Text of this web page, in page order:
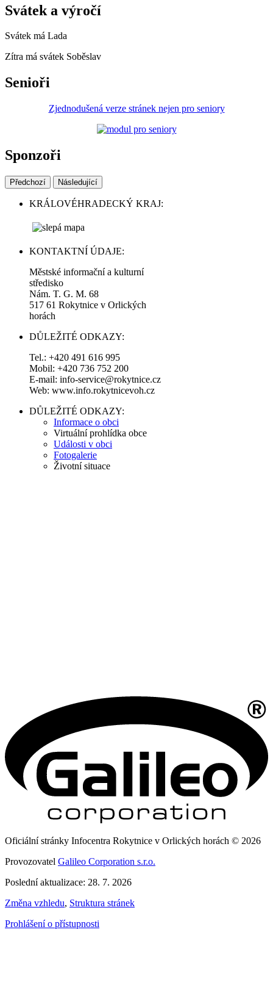
Svátek a výročí
Svátek má Lada
Zítra má svátek Soběslav
Senioři
Zjednodušená verze stránek nejen pro seniory
Sponzoři
Předchozí Následující
KRÁLOVÉHRADECKÝ KRAJ:
KONTAKTNÍ ÚDAJE:
Městské informační a kulturní
středisko
Nám. T. G. M. 68
517 61 Rokytnice v Orlických
horách
DŮLEŽITÉ ODKAZY:
Tel.: +420 491 616 995
Mobil: +420 736 752 200
E-mail: info-service@rokytnice.cz
Web: www.info.rokytnicevoh.cz
DŮLEŽITÉ ODKAZY:
Informace o obci
Virtuální prohlídka obce
Události v obci
Fotogalerie
Životní situace
Oficiální stránky Infocentra Rokytnice v Orlických horách © 2026
Provozovatel Galileo Corporation s.r.o.
Poslední aktualizace: 28. 7. 2026
Změna vzhledu, Struktura stránek
Prohlášení o přístupnosti